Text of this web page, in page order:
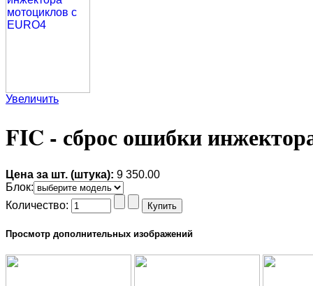
Увеличить
FIC - сброс ошибки
Цена за шт. (штука): 9 350.00
Блок:
Количество:
Просмотр дополнительных изображений